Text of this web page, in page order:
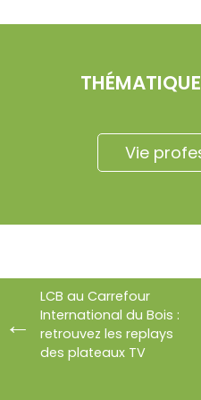
Vie
LCB au Carrefour
International du Bois :
retrouvez les replays
des plateaux TV